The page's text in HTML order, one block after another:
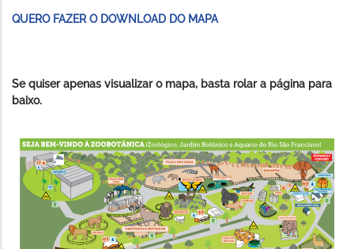
QUERO FAZER O DOWNLOAD DO MAPA
Se quiser apenas visualizar o mapa, basta rolar a página para
baixo.